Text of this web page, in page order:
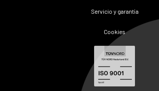
Servicio y garantía
Cookies